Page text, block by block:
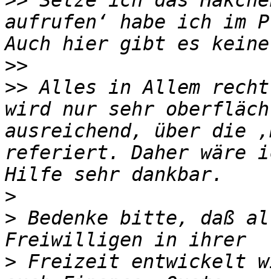
aufrufen‘ habe ich im
>>
>> Alles in Allem recht
wird nur sehr
ausreichend, über die
referiert. Daher wäre
>
> Bedenke bitte, daß
> Freizeit entwickelt